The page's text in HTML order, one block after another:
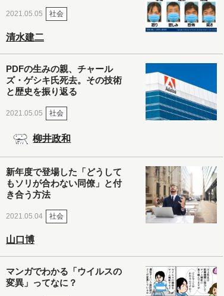
2021.05.05 社会
清水建二
PDFの生みの親、チャール
ズ・ゲシキ氏死去。その技術
と歴史を振り返る
2021.05.05 社会
柳井政和
新年度で登場した「どうして
もソリが合わない同僚」と付
き合う方法
2021.05.04 社会
山口博
マンガでわかる「ウイルスの
変異」ってなに？